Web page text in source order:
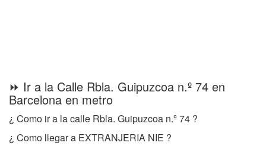
⏩ Ir a la Calle Rbla. Guipuzcoa n.º 74 en
Barcelona en metro
¿ Como ir a la calle Rbla. Guipuzcoa n.º 74 ?
¿ Como llegar a EXTRANJERIA NIE ?